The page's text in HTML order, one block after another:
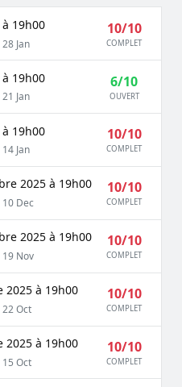
19h00
Jan
10/10
COMPLET
19h00
Jan
6/10
OUVERT
19h00
Jan
10/10
COMPLET
2025 à 19h00
10 Dec
10/10
COMPLET
2025 à 19h00
19 Nov
10/10
COMPLET
2025 à 19h00
22 Oct
10/10
COMPLET
2025 à 19h00
15 Oct
10/10
COMPLET